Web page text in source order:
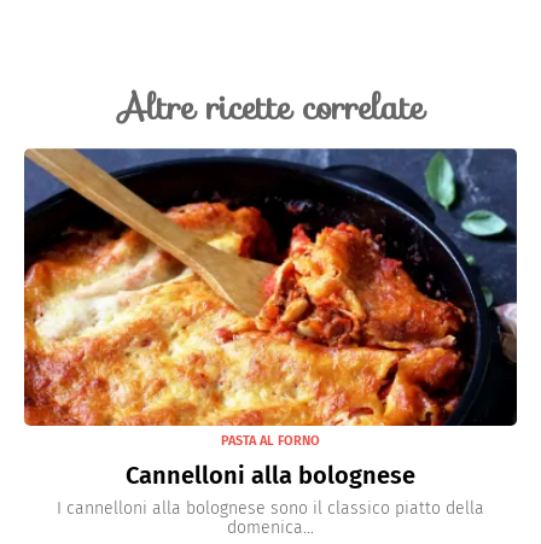
Altre ricette correlate
PASTA AL FORNO
Cannelloni alla bolognese
I cannelloni alla bolognese sono il classico piatto della
domenica...